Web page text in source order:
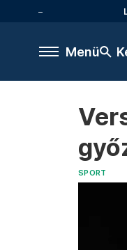
Menü
SPORT